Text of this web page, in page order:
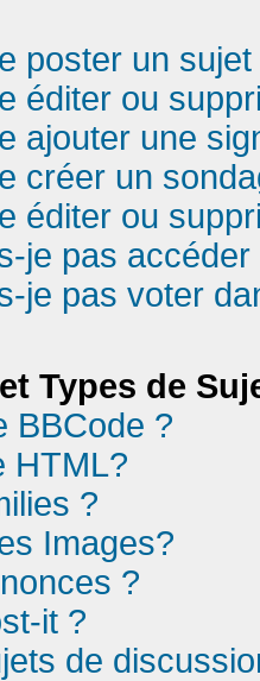
poster un
éditer ou
ajouter une
créer un
éditer ou
je pas
je pas voter
Types de
BBCode ?
HTML?
?
Images?
?
it ?
de